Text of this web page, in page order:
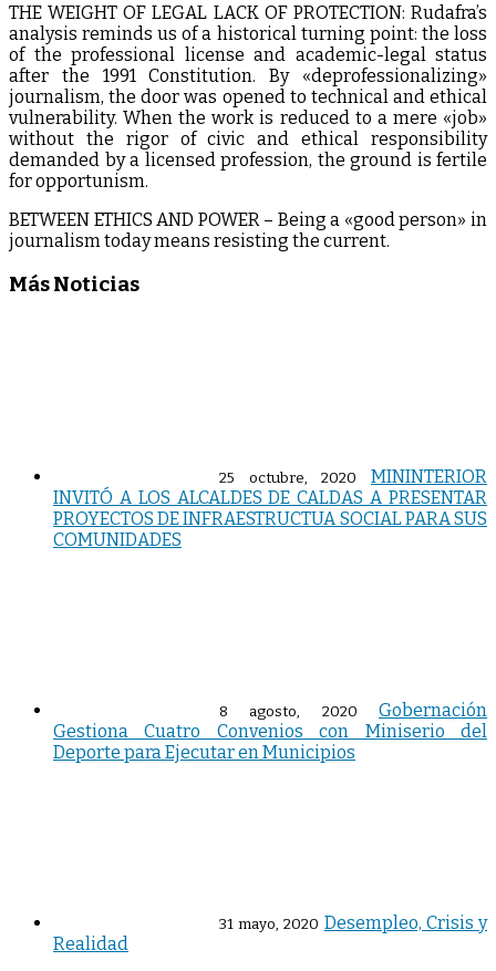
THE WEIGHT OF LEGAL LACK OF PROTECTION: Rudafra’s
analysis reminds us of a historical turning point: the loss
of the professional license and academic-legal status
after the 1991 Constitution. By «deprofessionalizing»
journalism, the door was opened to technical and ethical
vulnerability. When the work is reduced to a mere «job»
without the rigor of civic and ethical responsibility
demanded by a licensed profession, the ground is fertile
for opportunism.
BETWEEN ETHICS AND POWER – Being a «good person» in
journalism today means resisting the current.
Más Noticias
25 octubre, 2020
MININTERIOR
INVITÓ A LOS ALCALDES DE CALDAS A PRESENTAR
PROYECTOS DE INFRAESTRUCTUA SOCIAL PARA SUS
COMUNIDADES
8 agosto, 2020
Gobernación
Gestiona Cuatro Convenios con Miniserio del
Deporte para Ejecutar en Municipios
31 mayo, 2020 Desempleo, Crisis y
Realidad